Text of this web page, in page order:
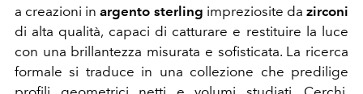
a creazioni inargento sterling impreziosite dazirconi
di alta qualità, capaci di catturare e restituire la luce
con una brillantezza misurata e sofisticata. La ricerca
formale si traduce in una collezione che predilige